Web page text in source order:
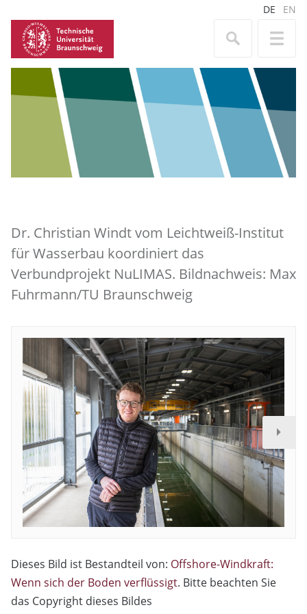
DE EN
Dr. Christian Windt vom Leichtweiß-Institut
für Wasserbau koordiniert das
Verbundprojekt NuLIMAS. Bildnachweis: Max
Fuhrmann/TU Braunschweig
Dieses Bild ist Bestandteil von: Offshore-Windkraft:
Wenn sich der Boden verflüssigt. Bitte beachten Sie
das Copyright dieses Bildes